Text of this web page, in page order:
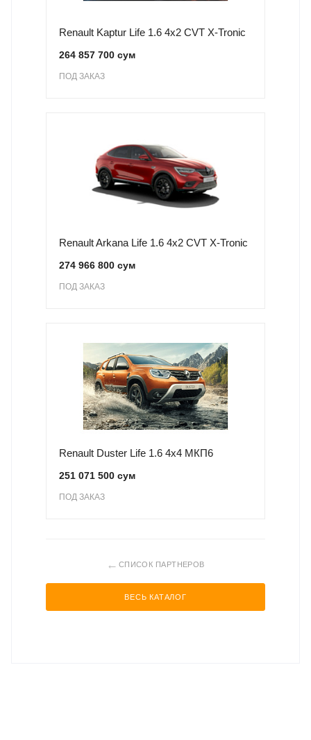
Renault Kaptur Life 1.6 4x2 CVT X-Tronic
264 857 700 сум
ПОД ЗАКАЗ
Renault Arkana Life 1.6 4x2 CVT X-Tronic
274 966 800 сум
ПОД ЗАКАЗ
Renault Duster Life 1.6 4x4 МКП6
251 071 500 сум
ПОД ЗАКАЗ
← СПИСОК ПАРТНЕРОВ
ВЕСЬ КАТАЛОГ